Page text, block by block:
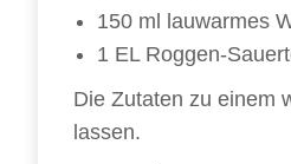
150 ml lauwarmes
1 EL Roggen-
Die Zutaten zu einem
lassen.